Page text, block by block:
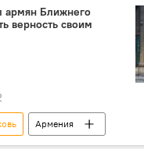
Нахичеванская епархия ААЦ
армян Ближнего
верность своим
Армения